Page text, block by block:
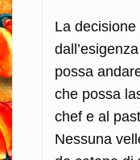
La
possa
che possa
chef e al
Nessuna